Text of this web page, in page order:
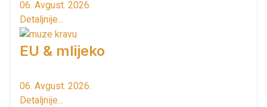
06. Avgust. 2026.
Detaljnije...
EU & mlijeko
06. Avgust. 2026.
Detaljnije...